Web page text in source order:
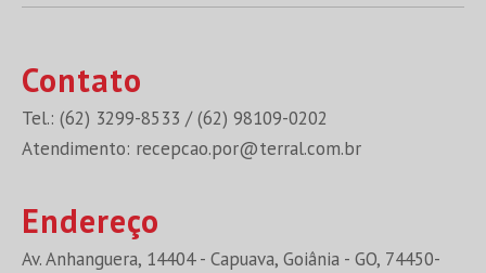
Contato
Tel.: (62) 3299-8533 / (62) 98109-0202
Atendimento: recepcao.por@terral.com.br
Endereço
Av. Anhanguera, 14404 - Capuava, Goiânia - GO, 74450-